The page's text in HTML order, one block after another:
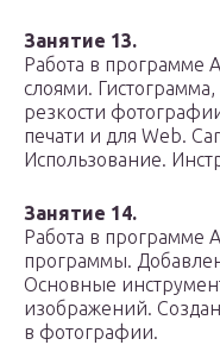
Занятие 13.
Работа в программе
слоями.
резкости
печати и для Web.
Использование.
Занятие 14.
Работа в программе
программы.
Основные
изображений.
в фотографии.